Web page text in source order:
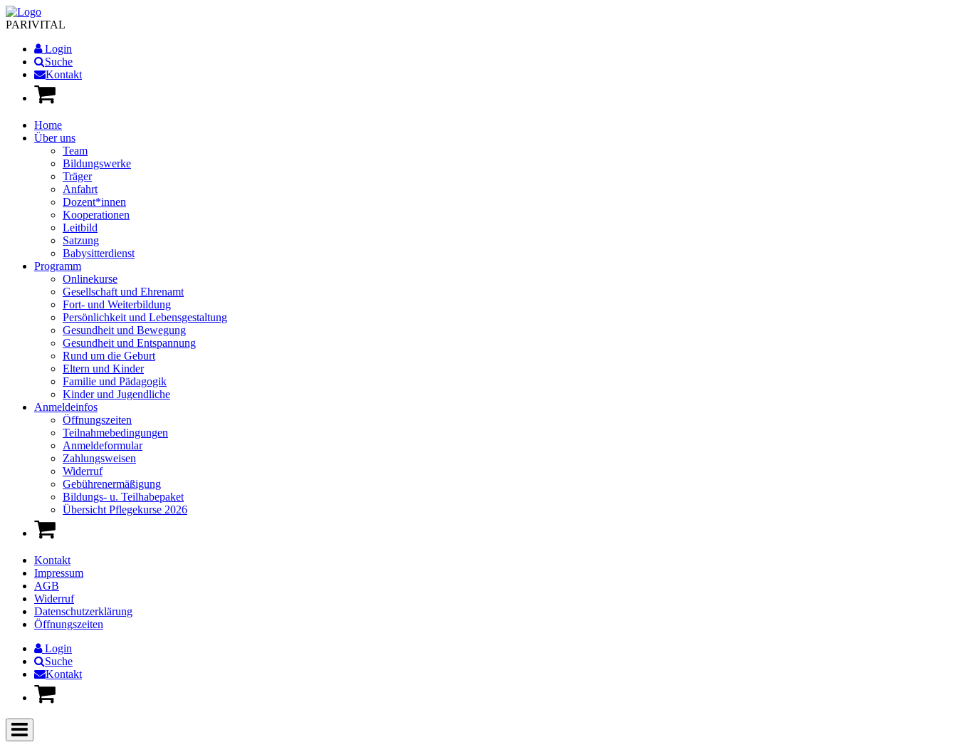
PARIVITAL
Login
Suche
Kontakt
Home
Über uns
Team
Bildungswerke
Träger
Anfahrt
Dozent*innen
Kooperationen
Leitbild
Satzung
Babysitterdienst
Programm
Onlinekurse
Gesellschaft und Ehrenamt
Fort- und Weiterbildung
Persönlichkeit und Lebensgestaltung
Gesundheit und Bewegung
Gesundheit und Entspannung
Rund um die Geburt
Eltern und Kinder
Familie und Pädagogik
Kinder und Jugendliche
Anmeldeinfos
Öffnungszeiten
Teilnahmebedingungen
Anmeldeformular
Zahlungsweisen
Widerruf
Gebührenermäßigung
Bildungs- u. Teilhabepaket
Übersicht Pflegekurse 2026
Kontakt
Impressum
AGB
Widerruf
Datenschutzerklärung
Öffnungszeiten
Login
Suche
Kontakt